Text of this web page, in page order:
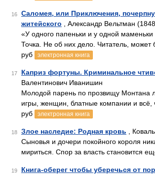
16
Саломея, или Приключения,
житейского , Александр Вельтман
«У одного папеньки и у одной маменьки
Точка. Не об них дело. Читатель, может
руб
электронная книга
17 Каприз фортуны. Криминальное
Валентинович Иванишин
Молодой парень по прозвищу Монтана
игры, женщин, блатные компании и всё,
руб
электронная книга
18 Злое наследие: Родная кровь ,
Сыновья и дочери покойного короля
мириться. Спор за власть становится
19
Книга-оберег чтобы уберечься от